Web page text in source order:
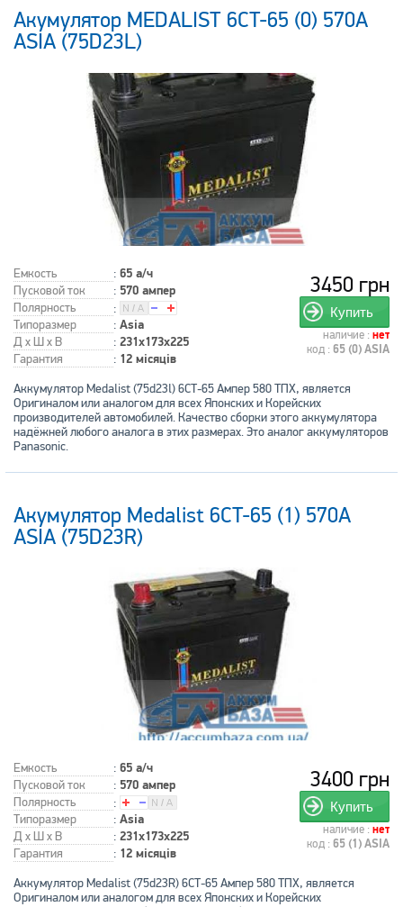
Акумулятор MEDALIST 6CT-65 (0) 570А
ASIA (75D23L)
Емкость : 65 а/ч
Пусковой ток : 570 ампер
Полярность
:
Типоразмер
: Asia
Д x Ш x В : 231x173x225
Гарантия : 12 місяців
3450 грн
Купить
наличие : нет
код : 65 (0) ASIA
Аккумулятор Medalist (75d23l) 6СТ-65 Ампер 580 ТПХ, является
Оригиналом или аналогом для всех Японских и Корейских
производителей автомобилей. Качество сборки этого аккумулятора
надёжней любого аналога в этих размерах. Это аналог аккумуляторов
Panasonic.
Акумулятор Medalist 6CT-65 (1) 570A
ASIA (75D23R)
Емкость : 65 а/ч
Пусковой ток : 570 ампер
Полярность
:
Типоразмер
: Asia
Д x Ш x В : 231x173x225
Гарантия : 12 місяців
3400 грн
Купить
наличие : нет
код : 65 (1) ASIA
Аккумулятор Medalist (75d23R) 6СТ-65 Ампер 580 ТПХ, является
Оригиналом или аналогом для всех Японских и Корейских